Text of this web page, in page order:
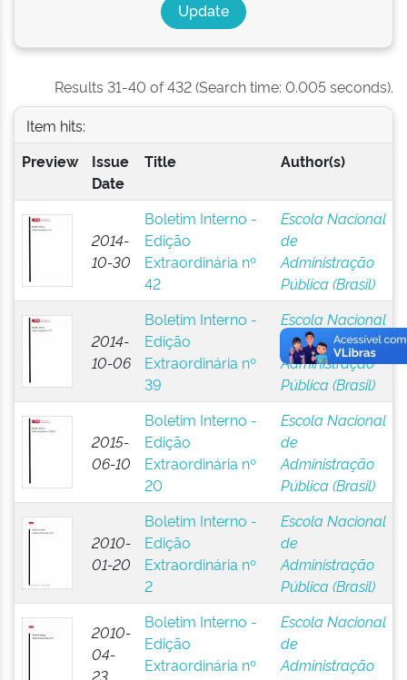
Results 31-40 of 432 (Search time: 0.005 seconds).
Item hits:
Preview
Issue
Date
Title Author(s)
2014-
10-30
Boletim Interno -
Edição
Extraordinária nº
42
Escola Nacional
de
Administração
Pública (Brasil)
2014-
10-06
Boletim Interno -
Edição
Extraordinária nº
39
Escola Nacional
de
Administração
Pública (Brasil)
2015-
06-10
Boletim Interno -
Edição
Extraordinária nº
20
Escola Nacional
de
Administração
Pública (Brasil)
2010-
01-20
Boletim Interno -
Edição
Extraordinária nº
2
Escola Nacional
de
Administração
Pública (Brasil)
2010-
04-
23
Boletim Interno -
Edição
Extraordinária nº
Escola Nacional
de
Administração